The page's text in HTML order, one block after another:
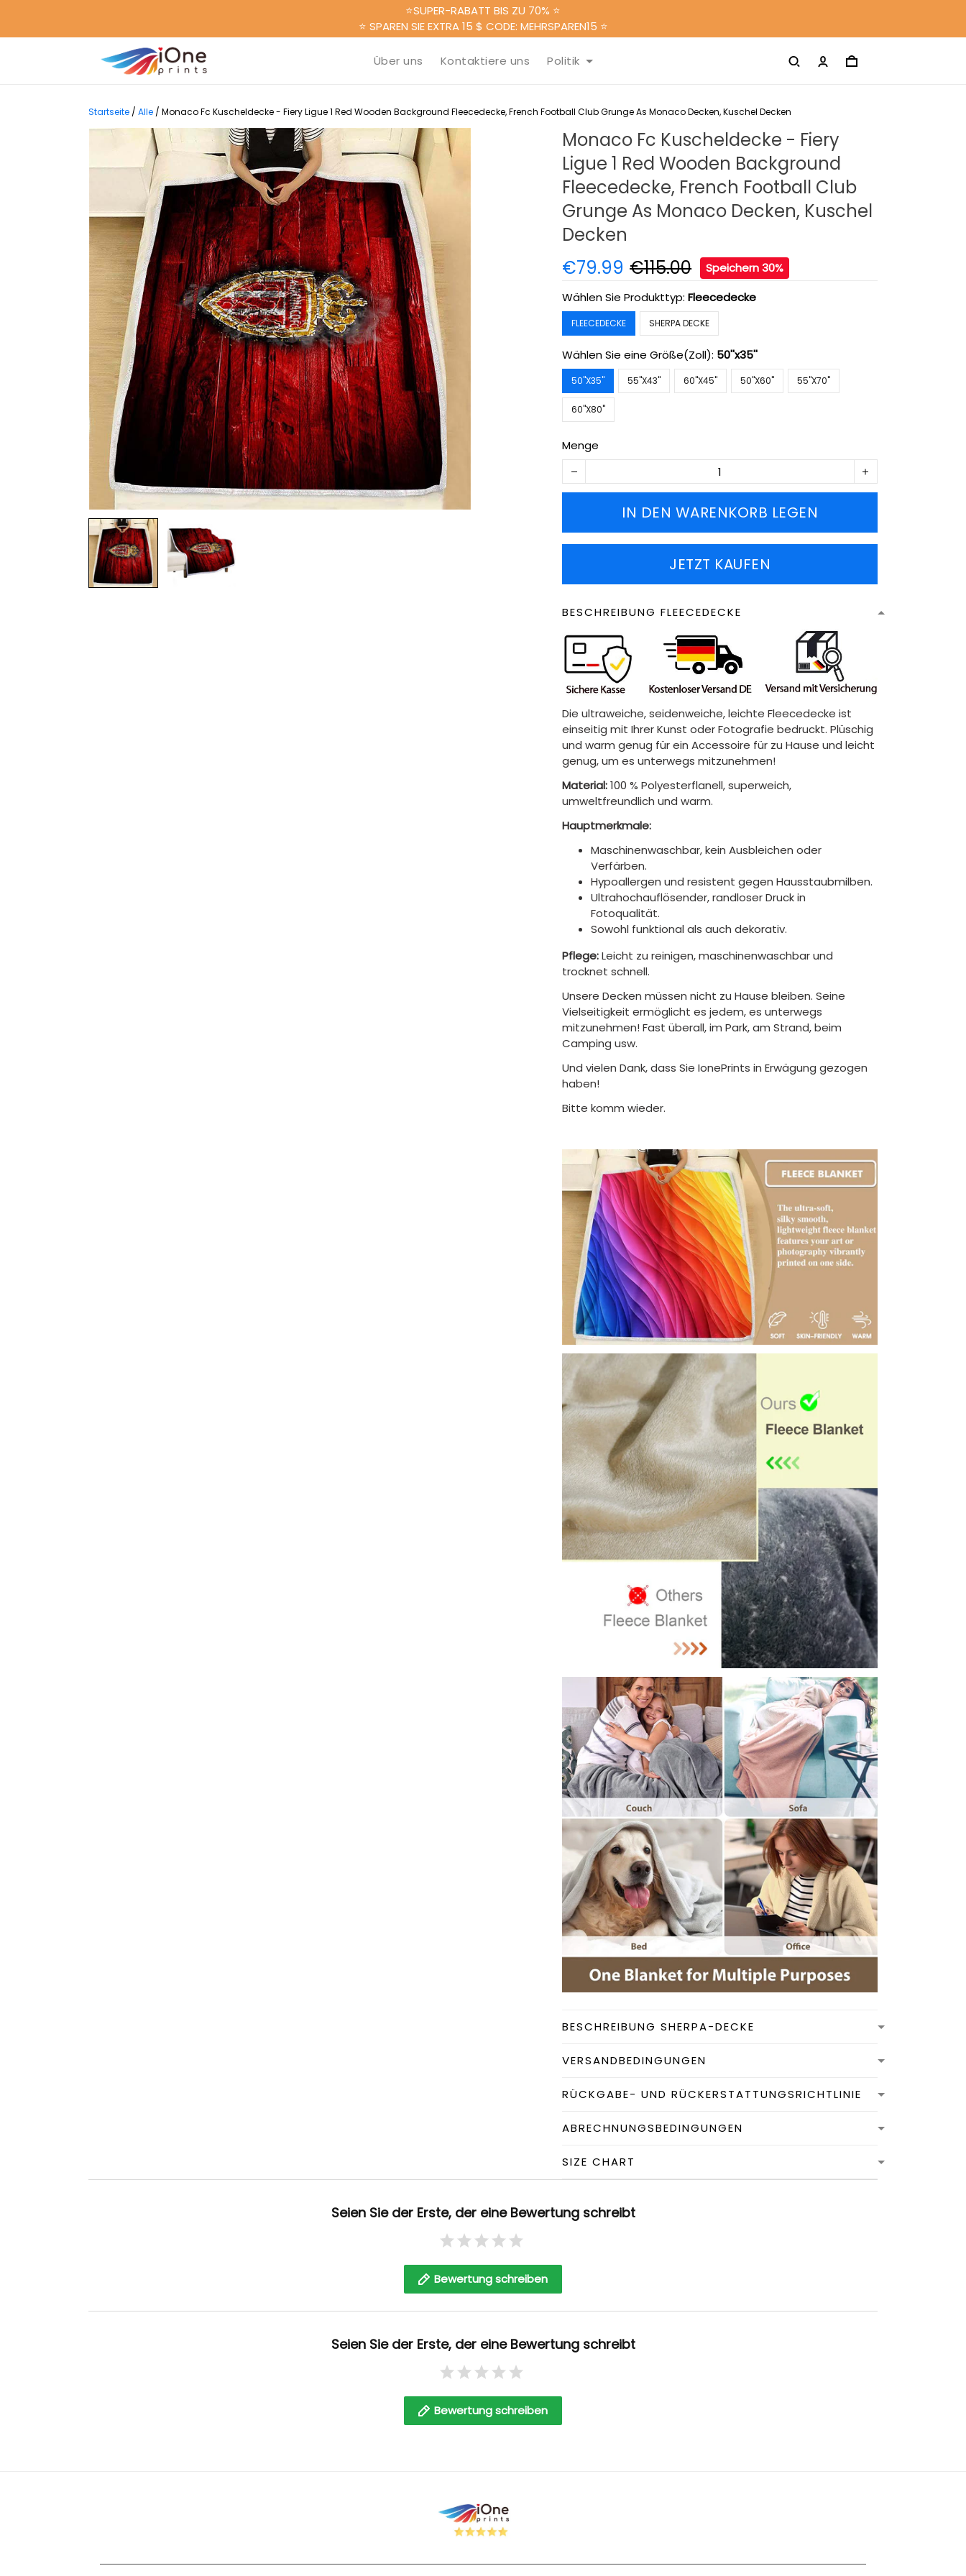
⭐SUPER-RABATT BIS ZU 70% ⭐
⭐ SPAREN SIE EXTRA 15 $ CODE: MEHRSPAREN15 ⭐
Über uns Kontaktiere uns Politik
Startseite / Alle / Monaco Fc Kuscheldecke - Fiery Ligue 1 Red Wooden Background Fleecedecke, French Football Club Grunge As Monaco Decken, Kuschel Decken
Monaco Fc Kuscheldecke - Fiery
Ligue 1 Red Wooden Background
Fleecedecke, French Football Club
Grunge As Monaco Decken, Kuschel
Decken
€79.99 €115.00
Speichern 30%
Wählen Sie Produkttyp:Fleecedecke
FLEECEDECKE SHERPA DECKE
Wählen Sie eine Größe(Zoll): 50''x35''
50''X35'' 55''X43'' 60''X45'' 50''X60'' 55''X70''
60''X80''
Menge
IN DEN WARENKORB LEGEN
JETZT KAUFEN
BESCHREIBUNG FLEECEDECKE
Die ultraweiche, seidenweiche, leichte Fleecedecke ist
einseitig mit Ihrer Kunst oder Fotografie bedruckt. Plüschig
und warm genug für ein Accessoire für zu Hause und leicht
genug, um es unterwegs mitzunehmen!
Material:100 % Polyesterflanell, superweich,
umweltfreundlich und warm.
Hauptmerkmale:
Maschinenwaschbar, kein Ausbleichen oder
Verfärben.
Hypoallergen und resistent gegen Hausstaubmilben.
Ultrahochauflösender, randloser Druck in
Fotoqualität.
Sowohl funktional als auch dekorativ.
Pflege:Leicht zu reinigen, maschinenwaschbar und
trocknet schnell.
Unsere Decken müssen nicht zu Hause bleiben. Seine
Vielseitigkeit ermöglicht es jedem, es unterwegs
mitzunehmen! Fast überall, im Park, am Strand, beim
Camping usw.
Und vielen Dank, dass Sie IonePrints in Erwägung gezogen
haben!
Bitte komm wieder.
BESCHREIBUNG SHERPA-DECKE
VERSANDBEDINGUNGEN
RÜCKGABE- UND RÜCKERSTATTUNGSRICHTLINIE
ABRECHNUNGSBEDINGUNGEN
SIZE CHART
Seien Sie der Erste, der eine Bewertung schreibt
Bewertung schreiben
Seien Sie der Erste, der eine Bewertung schreibt
Bewertung schreiben